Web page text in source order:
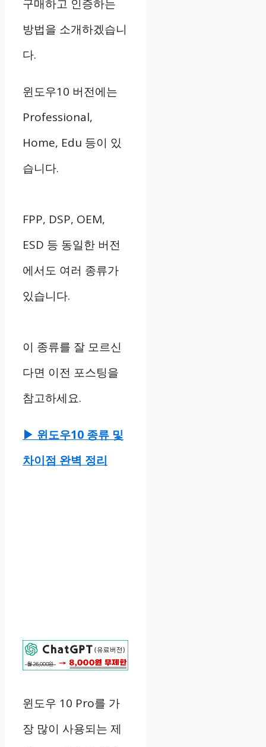
구매하고 인증하는
방법을 소개하겠습니
다.
윈도우10 버전에는
Professional,
Home, Edu 등이 있
습니다.
FPP, DSP, OEM,
ESD 등 동일한 버전
에서도 여러 종류가
있습니다.
이 종류를 잘 모르신
다면 이전 포스팅을
참고하세요.
▶ 윈도우10 종류 및
차이점 완벽 정리
윈도우 10 Pro를 가
장 많이 사용되는 제